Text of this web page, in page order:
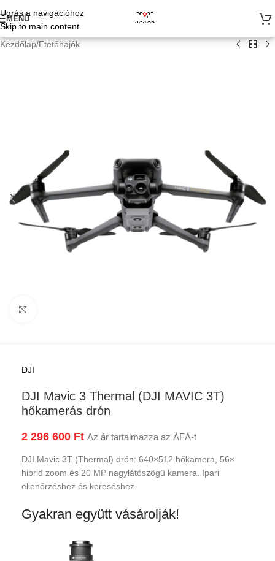
Ugrás a navigációhoz
Skip to main content
MENÜ
Kezdőlap/Etetőhajók
DJI
DJI Mavic 3 Thermal (DJI MAVIC 3T)
hőkamerás drón
2 296 600 Ft Az ár tartalmazza az ÁFÁ-t
DJI Mavic 3T (Thermal) drón: 640×512 hőkamera, 56×
hibrid zoom és 20 MP nagylátószögű kamera. Ipari
ellenőrzéshez és kereséshez.
Gyakran együtt vásárolják!